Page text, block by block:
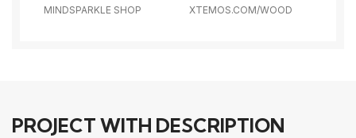
MINDSPARKLE SHOP XTEMOS.COM/WOOD
PROJECT WITH DESCRIPTION